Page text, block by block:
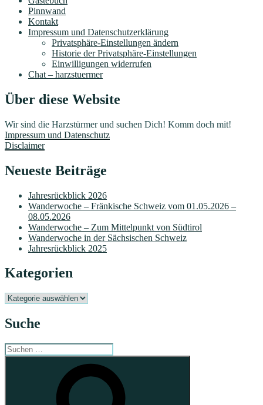
Pinnwand
Kontakt
Impressum und Datenschutzerklärung
Privatsphäre-Einstellungen ändern
Historie der Privatsphäre-Einstellungen
Einwilligungen widerrufen
Chat – harzstuermer
Über diese Website
Wir sind die Harzstürmer und suchen Dich! Komm doch mit!
Impressum und Datenschutz
Disclaimer
Neueste Beiträge
Jahresrückblick 2026
Wanderwoche – Fränkische Schweiz vom 01.05.2026 –
08.05.2026
Wanderwoche – Zum Mittelpunkt von Südtirol
Wanderwoche in der Sächsischen Schweiz
Jahresrückblick 2025
Kategorien
Kategorien
Suche
Suchen
nach: